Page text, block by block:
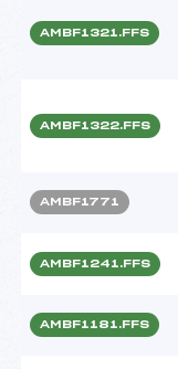
AMBF1321.FFS
AMBF1322.FFS
AMBF1771
AMBF1241.FFS
AMBF1181.FFS